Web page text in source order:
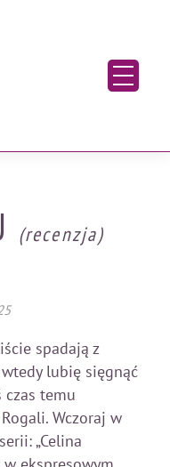
(recenzja)
spadają z
lubię sięgnąć
czas temu
Wczoraj w
„Celina